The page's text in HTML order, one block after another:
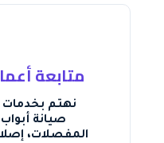
متابعة
نهتم بخدمات
صيانة
المفصلات،